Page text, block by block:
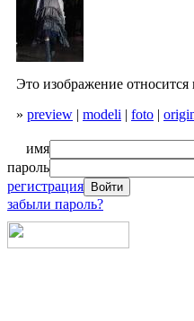
Это изображение
» preview | modeli | foto |
имя
пароль
регистрация
забыли пароль?